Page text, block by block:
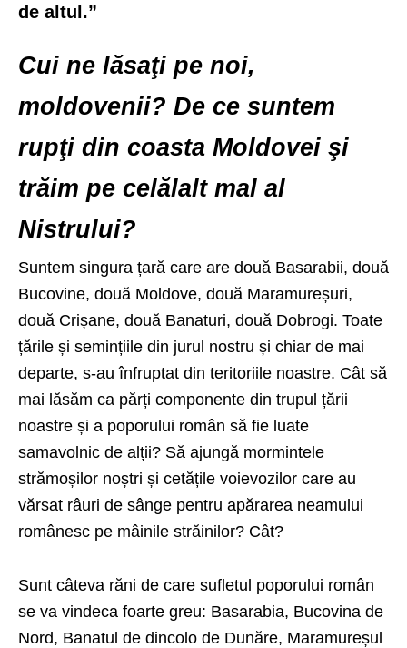
de altul.”
Cui ne lăsaţi pe noi,
moldovenii? De ce suntem
rupţi din coasta Moldovei şi
trăim pe celălalt mal al
Nistrului?
Suntem singura țară care are două Basarabii, două
Bucovine, două Moldove, două Maramureșuri,
două Crișane, două Banaturi, două Dobrogi. Toate
țările și semințiile din jurul nostru și chiar de mai
departe, s-au înfruptat din teritoriile noastre. Cât să
mai lăsăm ca părți componente din trupul țării
noastre și a poporului român să fie luate
samavolnic de alții? Să ajungă mormintele
strămoșilor noștri și cetățile voievozilor care au
vărsat râuri de sânge pentru apărarea neamului
românesc pe mâinile străinilor? Cât?
Sunt câteva răni de care sufletul poporului român
se va vindeca foarte greu: Basarabia, Bucovina de
Nord, Banatul de dincolo de Dunăre, Maramureșul